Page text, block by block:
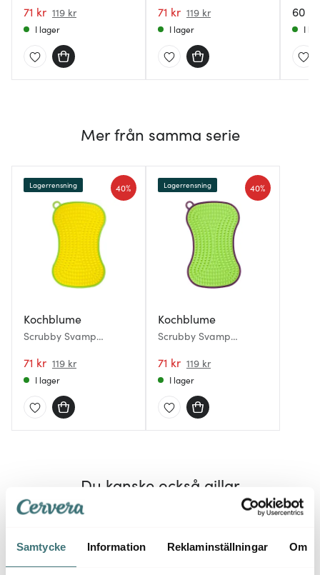
Samtycke Information Reklaminställningar Om
71 kr 119 kr
I lager
71 kr 119 kr
I lager
pack
60 kr
I
Mer från samma serie
Kochblume
Scrubby Svamp
71 kr 119 kr
40%
Lagerrensning
I lager
Kochblume
Scrubby Svamp
71 kr 119 kr
40%
Lagerrensning
I lager
Du kanske också gillar